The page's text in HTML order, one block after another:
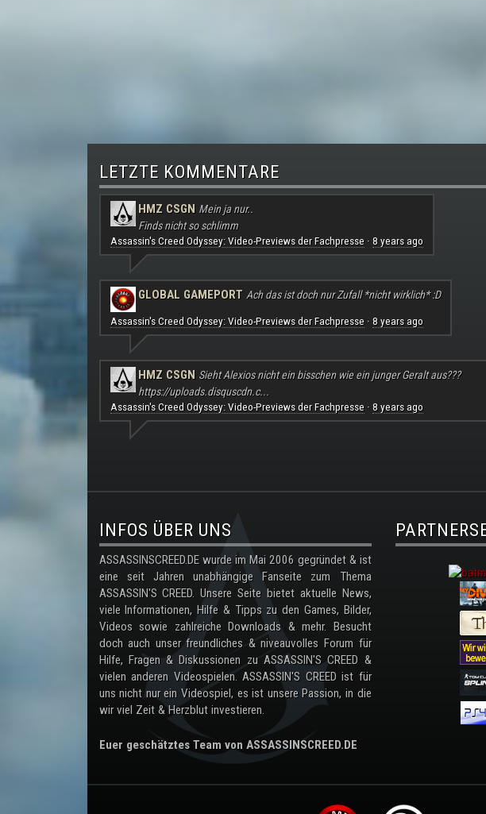
LETZTE KOMMENTARE
HMZ CSGN Mein ja nur..
Finds nicht so schlimm
Assassin's Creed Odyssey: Video-Previews der Fachpresse· 8 years ago
GLOBAL GAMEPORT Ach das ist doch nur Zufall *nicht wirklich* :D
Assassin's Creed Odyssey: Video-Previews der Fachpresse· 8 years ago
HMZ CSGN Sieht Alexios nicht ein bisschen wie ein junger Geralt aus???
https://uploads.disquscdn.c...
Assassin's Creed Odyssey: Video-Previews der Fachpresse· 8 years ago
.
INFOS ÜBER UNS
ASSASSINSCREED.DE wurde im Mai 2006 gegründet & ist
eine seit Jahren unabhängige Fanseite zum Thema
ASSASSIN'S CREED. Unsere Seite bietet aktuelle News,
viele Informationen, Hilfe & Tipps zu den Games, Bilder,
Videos sowie zahlreiche Downloads & mehr. Besucht
doch auch unser freundliches & niveauvolles Forum für
Hilfe, Fragen & Diskussionen zu ASSASSIN'S CREED &
vielen anderen Videospielen. ASSASSIN'S CREED ist für
uns nicht nur ein Videospiel, es ist unsere Passion, in die
wir viel Zeit & Herzblut investieren.
Euer geschätztes Team von ASSASSINSCREED.DE